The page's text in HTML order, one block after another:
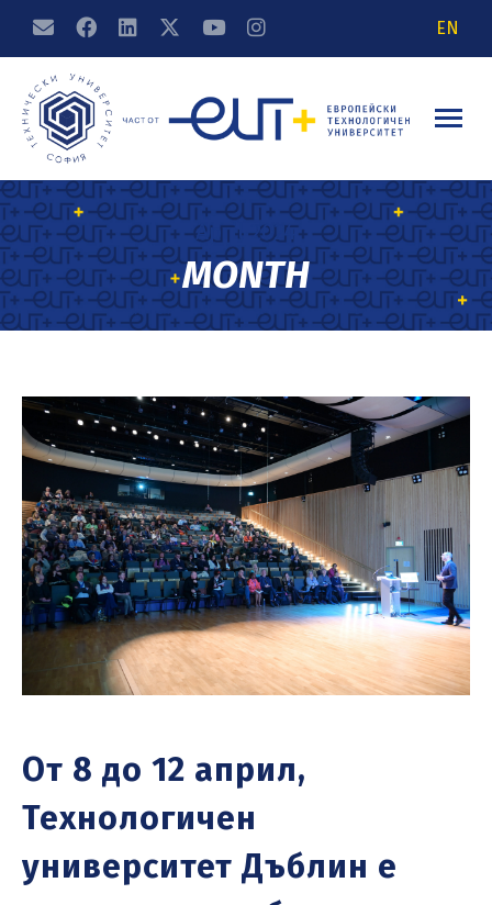
EN
April 2024
MONTH
От 8 до 12 април,
Технологичен
университет Дъблин e